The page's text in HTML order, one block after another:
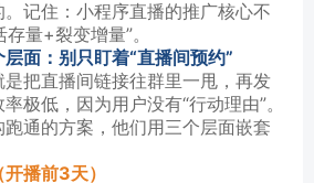
记住：小程序直播的推广核心不
量+裂变增量”。
面：别只盯着“直播间预约”
把直播间链接往群里一甩，再发
极低，因为用户没有“行动理由”。
通的方案，他们用三个层面嵌套
播前3天）